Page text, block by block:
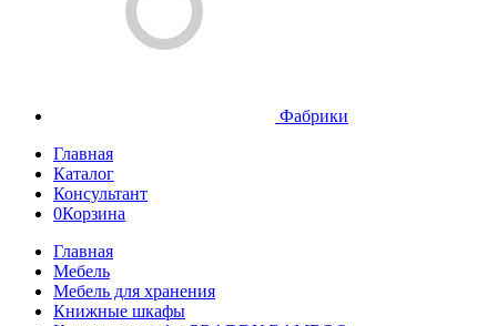
Фабрики
Главная
Каталог
Консультант
0Корзина
Главная
Мебель
Мебель для хранения
Книжные шкафы